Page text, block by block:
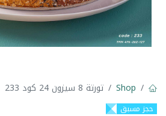
Shop تورتة 8 سيزون 24 كود 233
حجز مسبق